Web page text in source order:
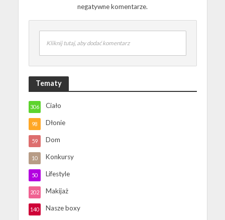
negatywne komentarze.
Kliknij tutaj, aby dodać komentarz
Tematy
Ciało
306
Dłonie
98
Dom
59
Konkursy
10
Lifestyle
50
Makijaż
202
Nasze boxy
140